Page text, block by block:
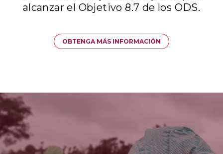
alcanzar el Objetivo 8.7 de los ODS.
OBTENGA MÁS INFORMACIÓN